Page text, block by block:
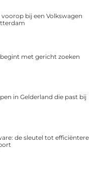
bij een Volkswagen
met gericht zoeken
in Gelderland die past bij
de sleutel tot efficiëntere